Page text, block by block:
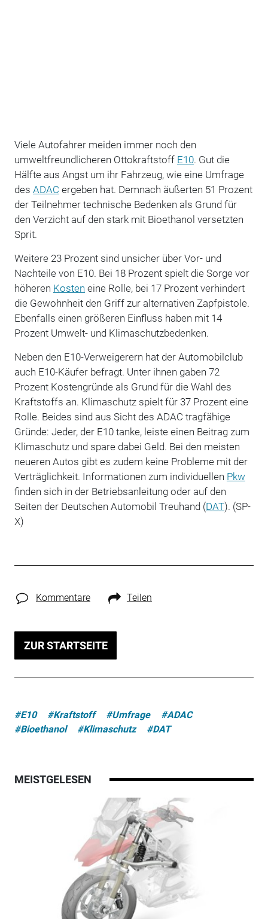
Viele Autofahrer meiden immer noch den
umweltfreundlicheren Ottokraftstoff E10. Gut die
Hälfte aus Angst um ihr Fahrzeug, wie eine Umfrage
des ADAC ergeben hat. Demnach äußerten 51 Prozent
der Teilnehmer technische Bedenken als Grund für
den Verzicht auf den stark mit Bioethanol versetzten
Sprit.
Weitere 23 Prozent sind unsicher über Vor- und
Nachteile von E10. Bei 18 Prozent spielt die Sorge vor
höheren Kosten eine Rolle, bei 17 Prozent verhindert
die Gewohnheit den Griff zur alternativen Zapfpistole.
Ebenfalls einen größeren Einfluss haben mit 14
Prozent Umwelt- und Klimaschutzbedenken.
Neben den E10-Verweigerern hat der Automobilclub
auch E10-Käufer befragt. Unter ihnen gaben 72
Prozent Kostengründe als Grund für die Wahl des
Kraftstoffs an. Klimaschutz spielt für 37 Prozent eine
Rolle. Beides sind aus Sicht des ADAC tragfähige
Gründe: Jeder, der E10 tanke, leiste einen Beitrag zum
Klimaschutz und spare dabei Geld. Bei den meisten
neueren Autos gibt es zudem keine Probleme mit der
Verträglichkeit. Informationen zum individuellen Pkw
finden sich in der Betriebsanleitung oder auf den
Seiten der Deutschen Automobil Treuhand (DAT). (SP-
X)
Kommentare Teilen
ZUR STARTSEITE
#E10 #Kraftstoff #Umfrage
#ADAC
#Bioethanol
#Klimaschutz #DAT
MEISTGELESEN